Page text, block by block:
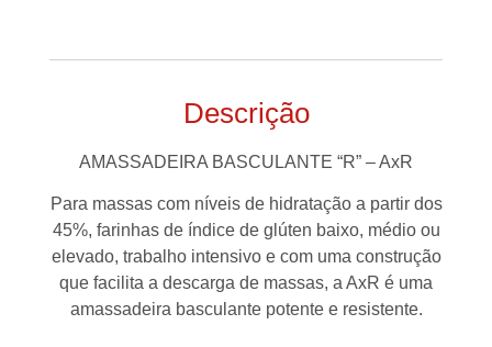
Descrição
AMASSADEIRA BASCULANTE “R” – AxR
Para massas com níveis de hidratação a partir dos
45%, farinhas de índice de glúten baixo, médio ou
elevado, trabalho intensivo e com uma construção
que facilita a descarga de massas, a AxR é uma
amassadeira basculante potente e resistente.